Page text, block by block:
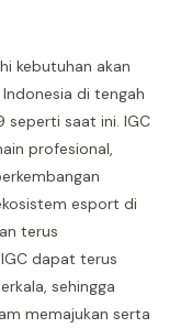
kebutuhan akan
di tengah
seperti saat ini. IGC
profesional,
esport di
terus
dapat terus
sehingga
memajukan serta